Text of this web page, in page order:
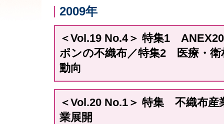
2009年
＜Vol.19 No.4＞ 特集1
ポンの不織布／特集2 医療・衛
動向
＜Vol.20 No.1＞ 特集 不織布産
業展開